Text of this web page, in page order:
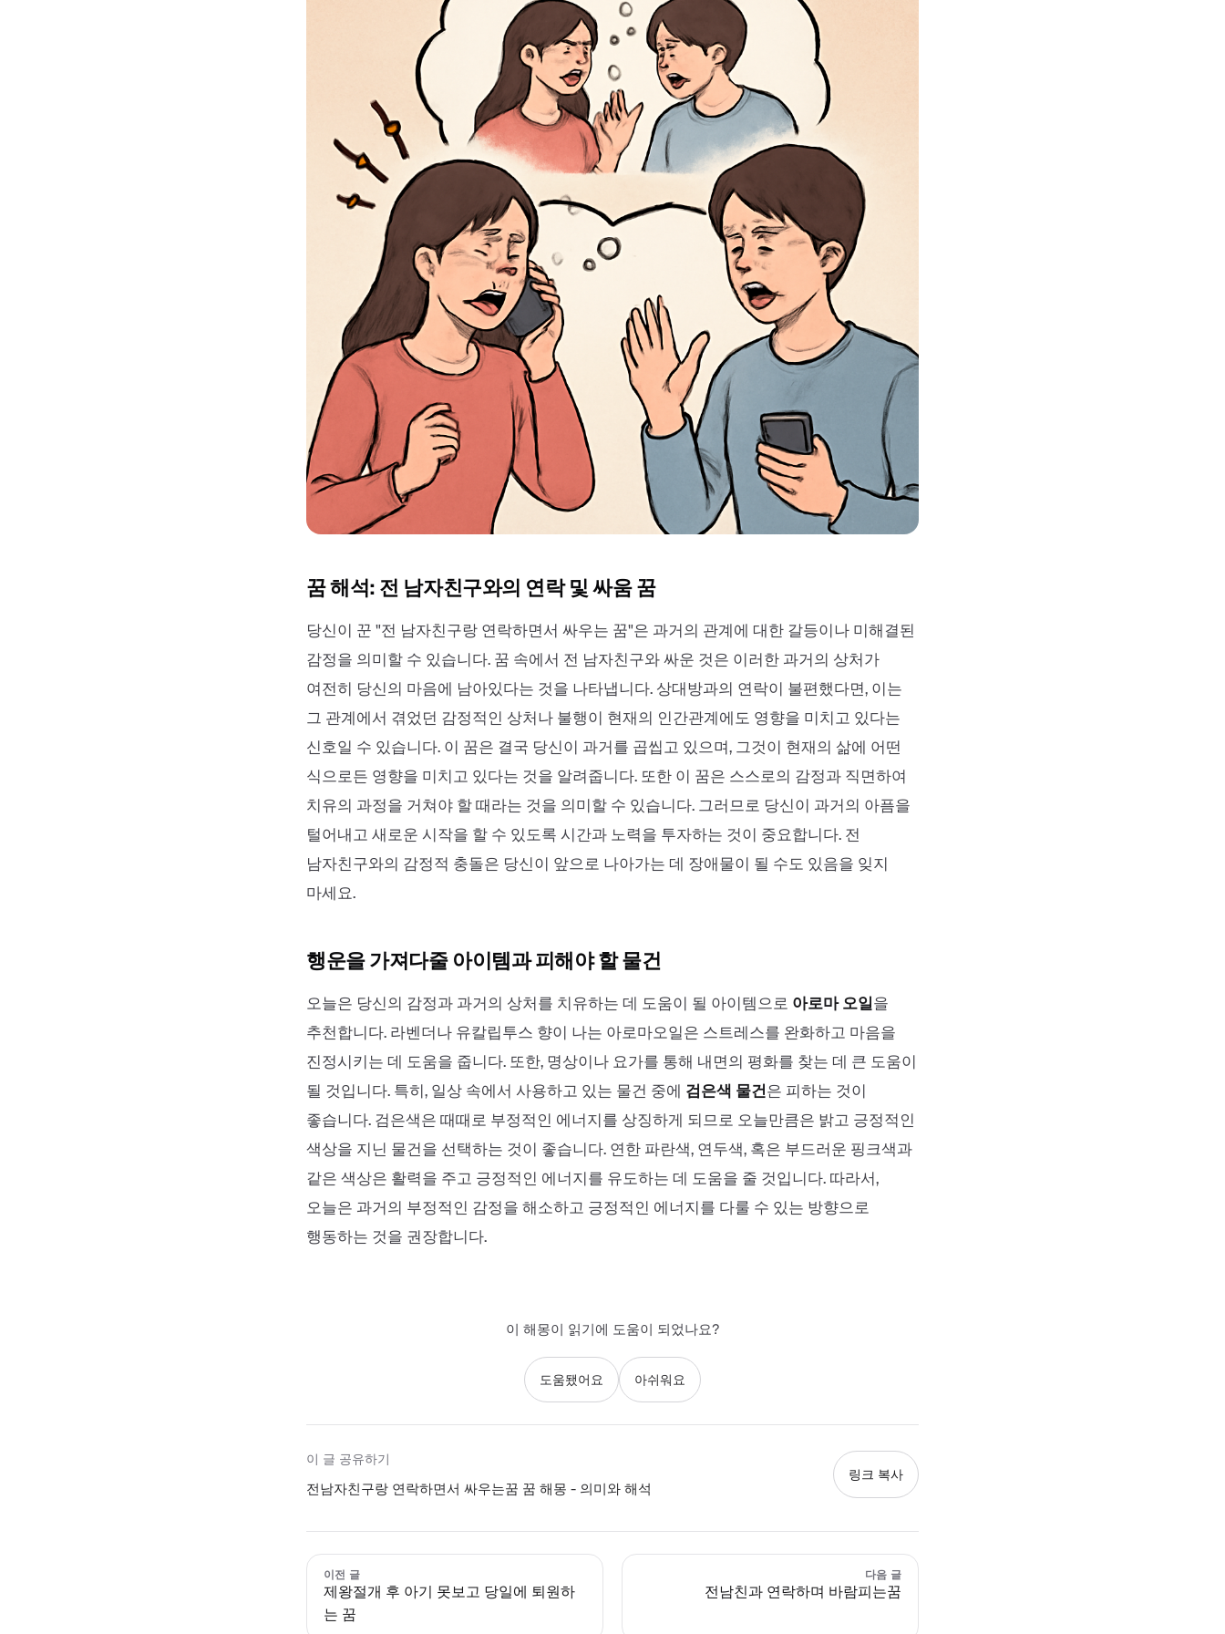
꿈 해석: 전 남자친구와의 연락 및 싸움 꿈
당신이 꾼 "전 남자친구랑 연락하면서 싸우는 꿈"은 과거의 관계에 대한 갈등이나 미해결된
감정을 의미할 수 있습니다. 꿈 속에서 전 남자친구와 싸운 것은 이러한 과거의 상처가
여전히 당신의 마음에 남아있다는 것을 나타냅니다. 상대방과의 연락이 불편했다면, 이는
그 관계에서 겪었던 감정적인 상처나 불행이 현재의 인간관계에도 영향을 미치고 있다는
신호일 수 있습니다. 이 꿈은 결국 당신이 과거를 곱씹고 있으며, 그것이 현재의 삶에 어떤
식으로든 영향을 미치고 있다는 것을 알려줍니다. 또한 이 꿈은 스스로의 감정과 직면하여
치유의 과정을 거쳐야 할 때라는 것을 의미할 수 있습니다. 그러므로 당신이 과거의 아픔을
털어내고 새로운 시작을 할 수 있도록 시간과 노력을 투자하는 것이 중요합니다. 전
남자친구와의 감정적 충돌은 당신이 앞으로 나아가는 데 장애물이 될 수도 있음을 잊지
마세요.
행운을 가져다줄 아이템과 피해야 할 물건
오늘은 당신의 감정과 과거의 상처를 치유하는 데 도움이 될 아이템으로 아로마 오일을
추천합니다. 라벤더나 유칼립투스 향이 나는 아로마오일은 스트레스를 완화하고 마음을
진정시키는 데 도움을 줍니다. 또한, 명상이나 요가를 통해 내면의 평화를 찾는 데 큰 도움이
될 것입니다. 특히, 일상 속에서 사용하고 있는 물건 중에 검은색 물건은 피하는 것이
좋습니다. 검은색은 때때로 부정적인 에너지를 상징하게 되므로 오늘만큼은 밝고 긍정적인
색상을 지닌 물건을 선택하는 것이 좋습니다. 연한 파란색, 연두색, 혹은 부드러운 핑크색과
같은 색상은 활력을 주고 긍정적인 에너지를 유도하는 데 도움을 줄 것입니다. 따라서,
오늘은 과거의 부정적인 감정을 해소하고 긍정적인 에너지를 다룰 수 있는 방향으로
행동하는 것을 권장합니다.
이 해몽이 읽기에 도움이 되었나요?
도움됐어요 아쉬워요
이 글 공유하기
전남자친구랑 연락하면서 싸우는꿈 꿈 해몽 - 의미와 해석
링크 복사
이전 글
제왕절개 후 아기 못보고 당일에 퇴원하
는 꿈
다음 글
전남친과 연락하며 바람피는꿈